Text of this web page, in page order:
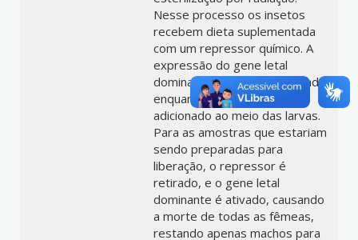
Nesse processo os insetos
recebem dieta suplementada
com um repressor químico. A
expressão do gene letal
dominante é mantida desligada
enquanto este repressor é
adicionado ao meio das larvas.
Para as amostras que estariam
sendo preparadas para
liberação, o repressor é
retirado, e o gene letal
dominante é ativado, causando
a morte de todas as fêmeas,
restando apenas machos para